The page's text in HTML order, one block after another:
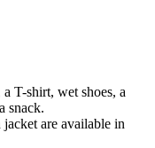
T-shirt, wet shoes, a
snack.
are available in